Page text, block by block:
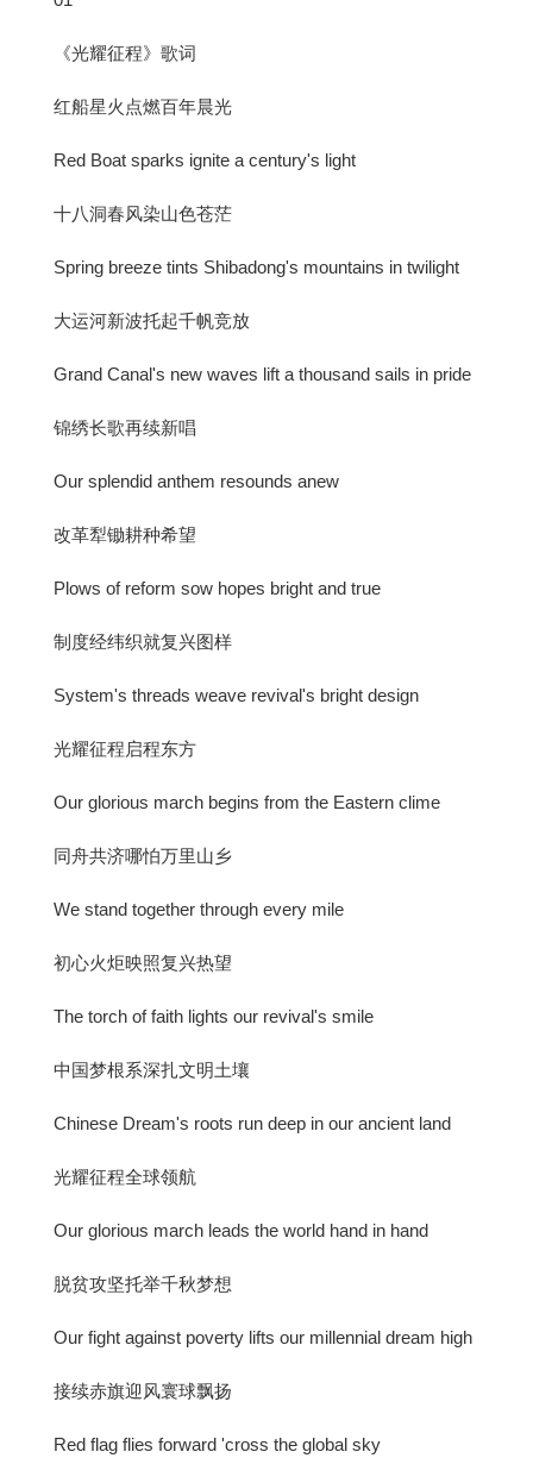
《光耀征程》歌词
红船星火点燃百年晨光
Red Boat sparks ignite a century's light
十八洞春风染山色苍茫
Spring breeze tints Shibadong's mountains in twilight
大运河新波托起千帆竞放
Grand Canal's new waves lift a thousand sails in pride
锦绣长歌再续新唱
Our splendid anthem resounds anew
改革犁锄耕种希望
Plows of reform sow hopes bright and true
制度经纬织就复兴图样
System's threads weave revival's bright design
光耀征程启程东方
Our glorious march begins from the Eastern clime
同舟共济哪怕万里山乡
We stand together through every mile
初心火炬映照复兴热望
The torch of faith lights our revival's smile
中国梦根系深扎文明土壤
Chinese Dream's roots run deep in our ancient land
光耀征程全球领航
Our glorious march leads the world hand in hand
脱贫攻坚托举千秋梦想
Our fight against poverty lifts our millennial dream high
接续赤旗迎风寰球飘扬
Red flag flies forward 'cross the global sky